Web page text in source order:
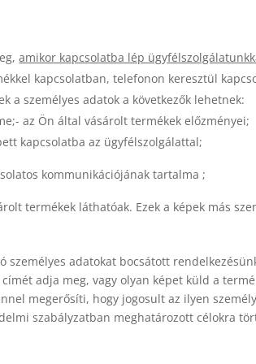
amikor kapcsolatba lép
kapcsolatban, telefonon keresztül
a személyes adatok a következők lehetnek:
az Ön által vásárolt termékek előzményei;
kapcsolatba az ügyfélszolgálattal;
kommunikációjának tartalma ;
termékek láthatóak. Ezek a képek más
személyes adatokat bocsátott
adja meg, vagy olyan képet küld a
megerősíti, hogy jogosult az ilyen
szabályzatban meghatározott célokra